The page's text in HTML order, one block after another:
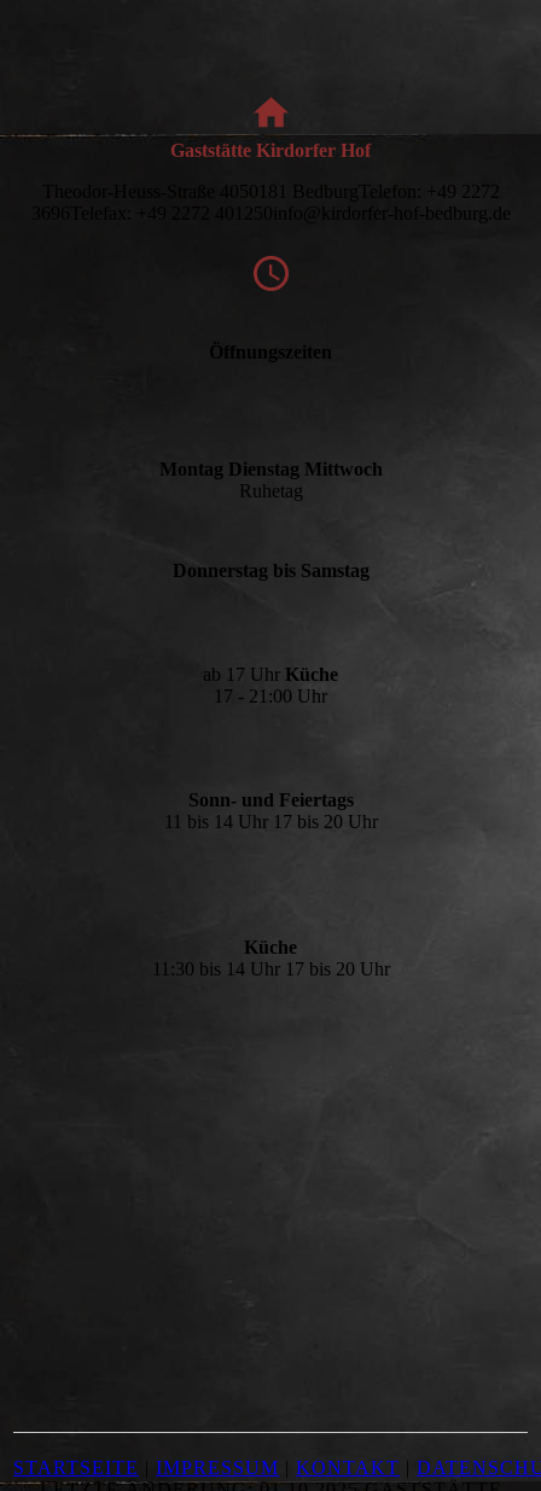
Gaststätte Kirdorfer Hof
Theodor-Heuss-Straße 4050181 BedburgTelefon: +49 2272
3696Telefax: +49 2272 401250info@kirdorfer-hof-bedburg.de
Öffnungszeiten
Montag Dienstag Mittwoch
Ruhetag
Donnerstag bis Samstag
ab 17 Uhr Küche
17 - 21:00 Uhr
Sonn- und Feiertags
11 bis 14 Uhr 17 bis 20 Uhr
Küche
11:30 bis 14 Uhr 17 bis 20 Uhr
STARTSEITE |IMPRESSUM |KONTAKT |